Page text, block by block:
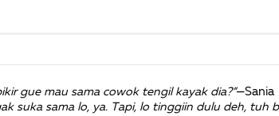
gue mau sama cowok tengil kayak dia?”—Sania
suka sama lo, ya. Tapi, lo tinggiin dulu deh, tuh